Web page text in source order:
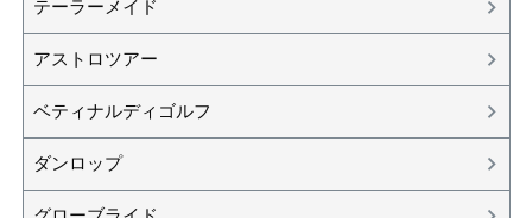
テーラーメイド
アストロツアー
ベティナルディゴルフ
ダンロップ